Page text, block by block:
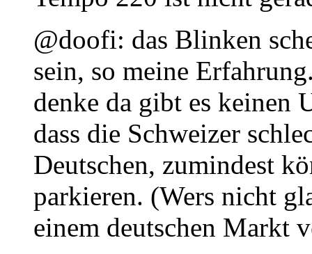
@doofi: das Blinken
sein, so meine
denke da gibt es keinen
dass die Schweizer
Deutschen, zumindest
parkieren. (Wers nicht
einem deutschen Markt